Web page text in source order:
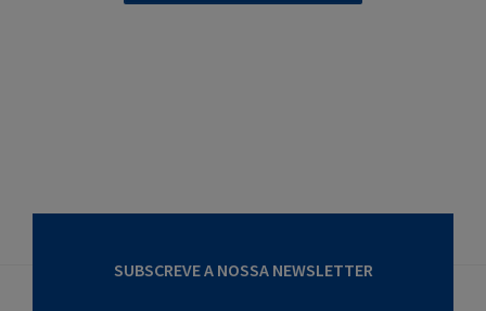
SUBSCREVE A NOSSA NEWSLETTER